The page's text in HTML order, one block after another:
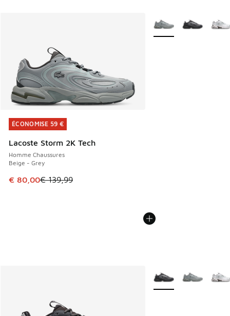
ÉCONOMISE 59 €
Lacoste Storm 2K Tech
Homme Chaussures
Beige - Grey
Cet article est en promotion. Prix en baisse de € 139,99 à
€ 80,00€ 139,99
ÉCONOMISE 59 €
Plus de couleurs
Plus de couleurs